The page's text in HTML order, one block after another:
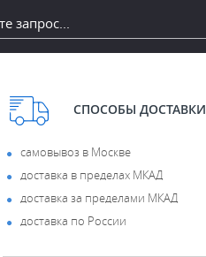
СПОСОБЫ ДОСТАВКИ
самовывоз в Москве
доставка в пределах МКАД
доставка за пределами МКАД
доставка по России